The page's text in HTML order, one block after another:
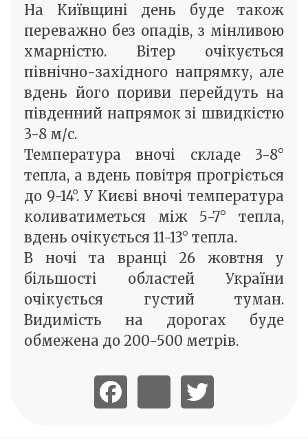
На Київщині день буде також
переважно без опадів, з мінливою
хмарністю. Вітер очікується
північно-західного напрямку, але
вдень його пориви перейдуть на
південний напрямок зі швидкістю
3-8 м/с.
Температура вночі складе 3-8°
тепла, а вдень повітря прогріється
до 9-14°. У Києві вночі температура
коливатиметься між 5-7° тепла,
вдень очікується 11-13° тепла.
В ночі та вранці 26 жовтня у
більшості областей України
очікується густий туман.
Видимість на дорогах буде
обмежена до 200-500 метрів.